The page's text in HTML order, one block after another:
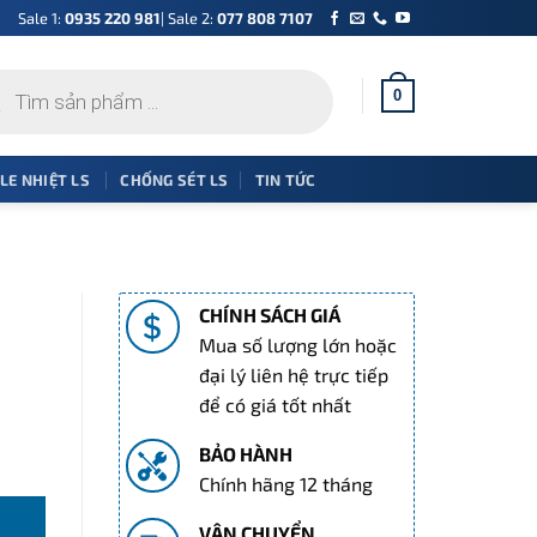
Sale 1: 0935 220 981| Sale 2: 077 808 7107
0
NHIỆT LS CHỐNG SÉT LS TIN TỨC
CHÍNH SÁCH GIÁ
Mua số lượng lớn hoặc
đại lý liên hệ trực tiếp
để có giá tốt nhất
BẢO HÀNH
Chính hãng 12 tháng